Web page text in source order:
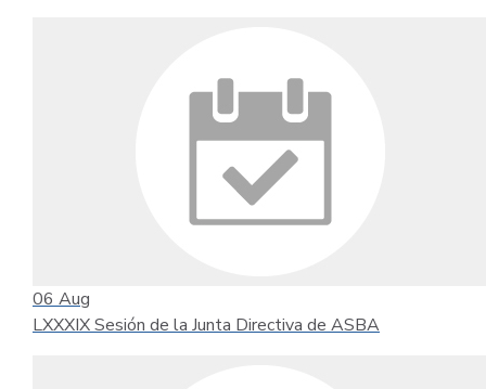
06 Aug
LXXXIX Sesión de la Junta Directiva de ASBA